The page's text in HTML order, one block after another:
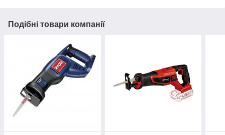
Подібні товари компанії